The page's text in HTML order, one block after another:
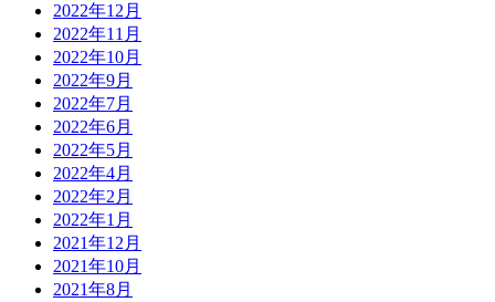
2022年12月
2022年11月
2022年10月
2022年9月
2022年7月
2022年6月
2022年5月
2022年4月
2022年2月
2022年1月
2021年12月
2021年10月
2021年8月